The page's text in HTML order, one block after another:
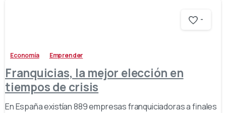
-
Economía Emprender
Franquicias, la mejor elección en
tiempos de crisis
En España existían 889 empresas franquiciadoras a finales